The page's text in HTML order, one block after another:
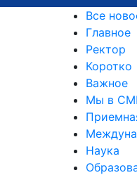
Все
Главное
Ректор
Коротко
Важное
Мы в
Наука